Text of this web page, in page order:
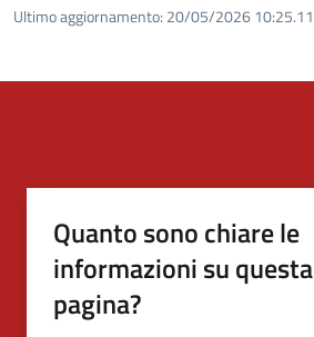
Ultimo aggiornamento: 20/05/2026 10:25.11
Quanto sono chiare le
informazioni su questa
pagina?